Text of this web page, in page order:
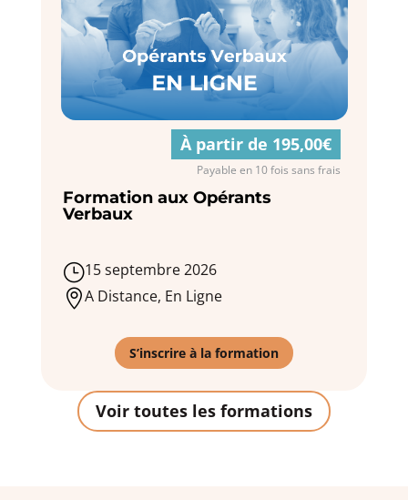
À partir de 195,00€
Payable en 10 fois sans frais
Formation aux Opérants
Verbaux
}15 septembre 2026
A Distance, En Ligne
S’inscrire à la formation
Voir toutes les formations